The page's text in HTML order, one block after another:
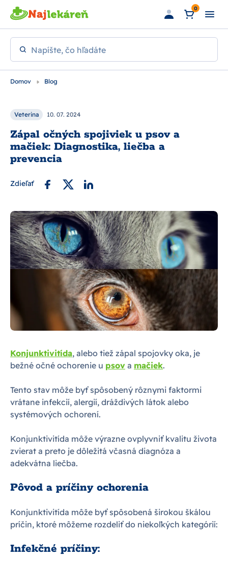
Preskočiť na hlavný obsah 0
Napíšte, čo hľadáte
Domov Blog
Veterina 10. 07. 2024
Zdieľať
Zápal očných spojiviek u psov a
mačiek: Diagnostika, liečba a
prevencia
Konjunktivitída, alebo tiež zápal spojovky oka, je
bežné očné ochorenie u psov a mačiek.
Tento stav môže byť spôsobený rôznymi faktormi
vrátane infekcií, alergií, dráždivých látok alebo
systémových ochorení.
Konjunktivitída môže výrazne ovplyvniť kvalitu života
zvierat a preto je dôležitá včasná diagnóza a
adekvátna liečba.
Pôvod a príčiny ochorenia
Konjunktivitída môže byť spôsobená širokou škálou
príčin, ktoré môžeme rozdeliť do niekoľkých kategórií:
Infekčné príčiny: